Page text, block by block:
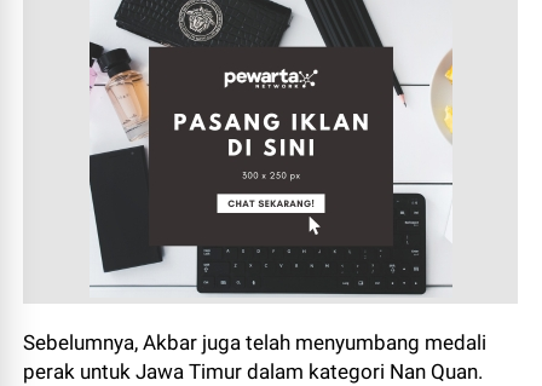
Sebelumnya, Akbar juga telah menyumbang medali
perak untuk Jawa Timur dalam kategori Nan Quan.